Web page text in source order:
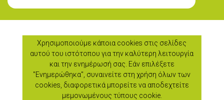
Εγγραφή στο Newsletter
Εικονικό Μουσείο
Κυπριακών Τροφίμων
και Διατροφής
Χρησιμοποιούμε κάποια cookies στις σελίδες
αυτού του ιστότοπου για την καλύτερη λειτουργία
και την ενημέρωσή σας. Εάν επιλέξετε
"Ενημερώθηκα", συναινείτε στη χρήση όλων των
cookies, διαφορετικά μπορείτε να αποδεχτείτε
μεμονωμένους τύπους cookie.